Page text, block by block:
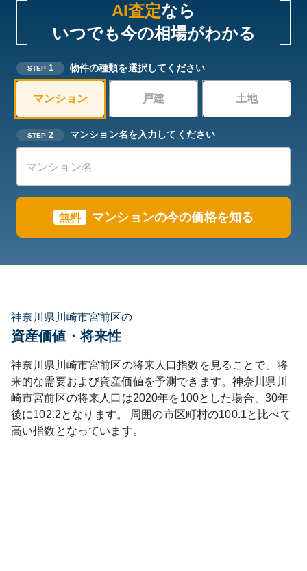
AI査定なら
いつでも今の相場がわかる
STEP 1 物件の種類を選択してください
マンション 戸建 土地
STEP 2 マンション名を入力してください
無料 マンションの今の価格を知る
神奈川県川崎市宮前区の
資産価値・将来性
神奈川県 川崎市宮前区の将来人口指数を見ることで、将
来的な需要および資産価値を予測できます。 神奈川県 川
崎市宮前区の将来人口は2020年を100とした場合、30年
後に102.2となります。 周囲の市区町村の100.1と比べて
高い指数となっています。